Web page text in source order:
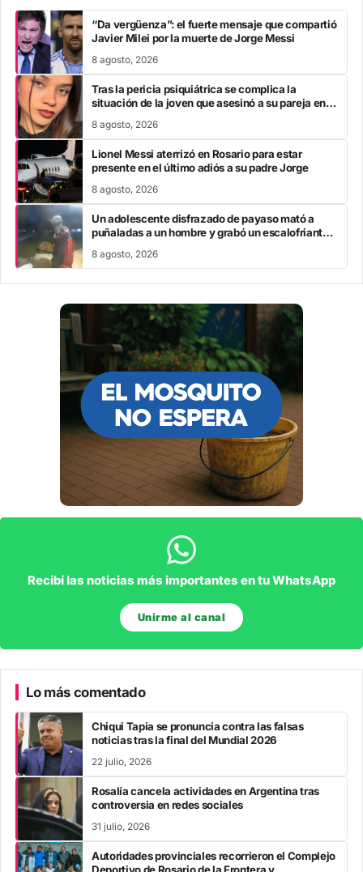
“Da vergüenza”: el fuerte mensaje que compartió
Javier Milei por la muerte de Jorge Messi
8 agosto, 2026
Tras la pericia psiquiátrica se complica la
situación de la joven que asesinó a su pareja en el
8 agosto, 2026
Lionel Messi aterrizó en Rosario para estar
presente en el último adiós a su padre Jorge
8 agosto, 2026
Un adolescente disfrazado de payaso mató a
puñaladas a un hombre y grabó un escalofriante
8 agosto, 2026
Recibí las noticias más importantes en tu WhatsApp
Unirme al canal
Lo más comentado
Chiqui Tapia se pronuncia contra las falsas
noticias tras la final del Mundial 2026
22 julio, 2026
Rosalía cancela actividades en Argentina tras
controversia en redes sociales
31 julio, 2026
Autoridades provinciales recorrieron el Complejo